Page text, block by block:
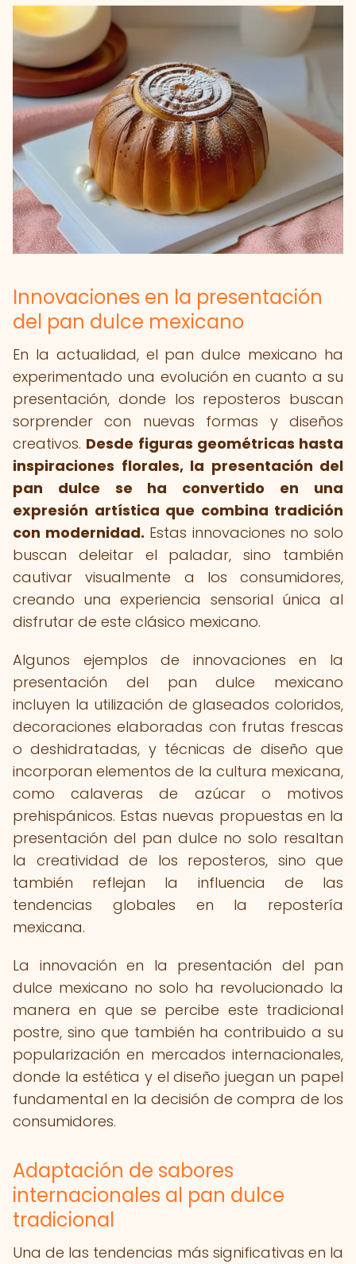
Innovaciones en la presentación
del pan dulce mexicano
En la actualidad, el pan dulce mexicano ha
experimentado una evolución en cuanto a su
presentación, donde los reposteros buscan
sorprender con nuevas formas y diseños
creativos. Desde figuras geométricas hasta
inspiraciones florales, la presentación del
pan dulce se ha convertido en una
expresión artística que combina tradición
con modernidad. Estas innovaciones no solo
buscan deleitar el paladar, sino también
cautivar visualmente a los consumidores,
creando una experiencia sensorial única al
disfrutar de este clásico mexicano.
Algunos ejemplos de innovaciones en la
presentación del pan dulce mexicano
incluyen la utilización de glaseados coloridos,
decoraciones elaboradas con frutas frescas
o deshidratadas, y técnicas de diseño que
incorporan elementos de la cultura mexicana,
como calaveras de azúcar o motivos
prehispánicos. Estas nuevas propuestas en la
presentación del pan dulce no solo resaltan
la creatividad de los reposteros, sino que
también reflejan la influencia de las
tendencias globales en la repostería
mexicana.
La innovación en la presentación del pan
dulce mexicano no solo ha revolucionado la
manera en que se percibe este tradicional
postre, sino que también ha contribuido a su
popularización en mercados internacionales,
donde la estética y el diseño juegan un papel
fundamental en la decisión de compra de los
consumidores.
Adaptación de sabores
internacionales al pan dulce
tradicional
Una de las tendencias más significativas en la